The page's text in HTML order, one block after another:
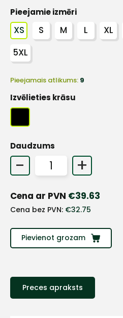
Pieejamie izmēri
XS S M L XL
5XL
Pieejamais atlikums: 9
Izvēlieties krāsu
Daudzums
- +
Cena ar PVN €39.63
Cena bez PVN: €32.75
Pievienot grozam
Preces apraksts
+